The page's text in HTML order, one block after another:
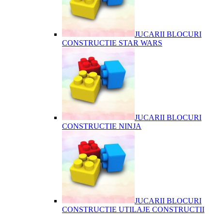
JUCARII BLOCURI
CONSTRUCTIE STAR WARS
JUCARII BLOCURI
CONSTRUCTIE NINJA
JUCARII BLOCURI
CONSTRUCTIE UTILAJE CONSTRUCTII